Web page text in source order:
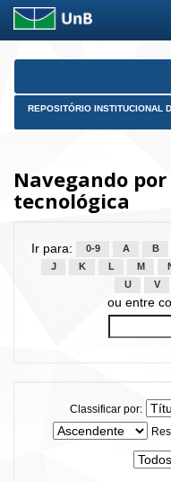
Skip
REPOSITÓRIO INSTITUCIONAL
Navegando
tecnológica
Ir para: 0-9 A B
J
K L M
U
V
ou entre
Classificar por: